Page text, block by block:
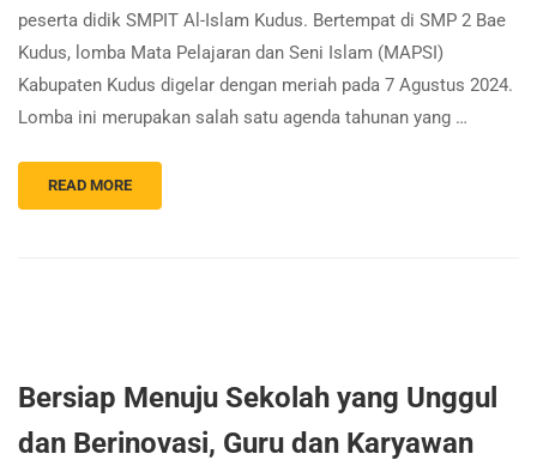
peserta didik SMPIT Al-Islam Kudus. Bertempat di SMP 2 Bae
Kudus, lomba Mata Pelajaran dan Seni Islam (MAPSI)
Kabupaten Kudus digelar dengan meriah pada 7 Agustus 2024.
Lomba ini merupakan salah satu agenda tahunan yang …
READ MORE
Bersiap Menuju Sekolah yang Unggul
dan Berinovasi, Guru dan Karyawan